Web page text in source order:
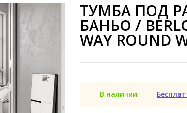
ТУМБА ПОД
БАНЬО /
WAY ROUND
В наличии